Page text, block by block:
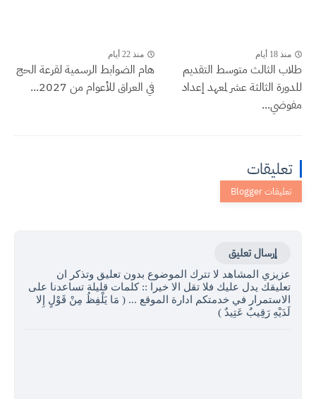
منذ 18 أيام
طلاب الثالث متوسط التقديم
للدورة الثالثة عشر لمعهد إعداد
مفوضي...
منذ 22 أيام
هام الضوابط الرسمية لقرعة الحج
في العراق للأعوام من 2027...
تعليقات
إرسال تعليق
عزيزي المشاهد لا تترك الموضوع بدون تعليق وتذكر ان
تعليقك يدل عليك فلا تقل الا خيرا :: كلمات قليلة تساعدنا على
الاستمرار في خدمتكم ادارة الموقع ... ( مَا يَلْفِظُ مِنْ قَوْلٍ إِلا
لَدَيْهِ رَقِيبٌ عَتِيدٌ )